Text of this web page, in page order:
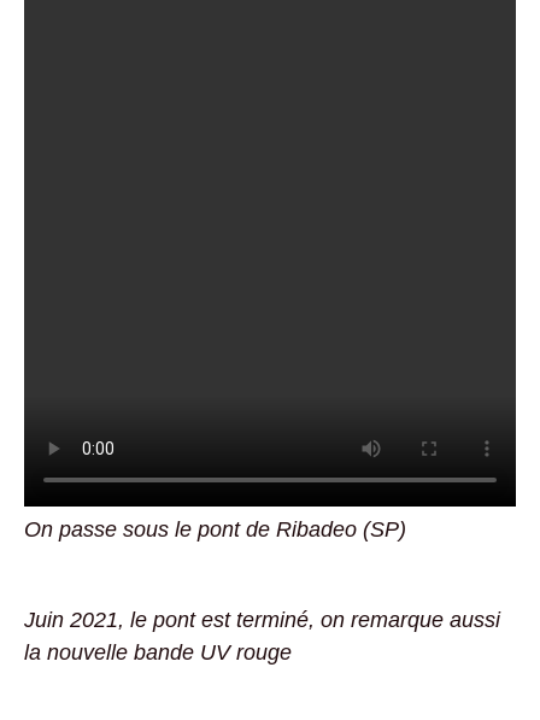
On passe sous le pont de Ribadeo (SP)
Juin 2021, le pont est terminé, on remarque aussi
la nouvelle bande UV rouge